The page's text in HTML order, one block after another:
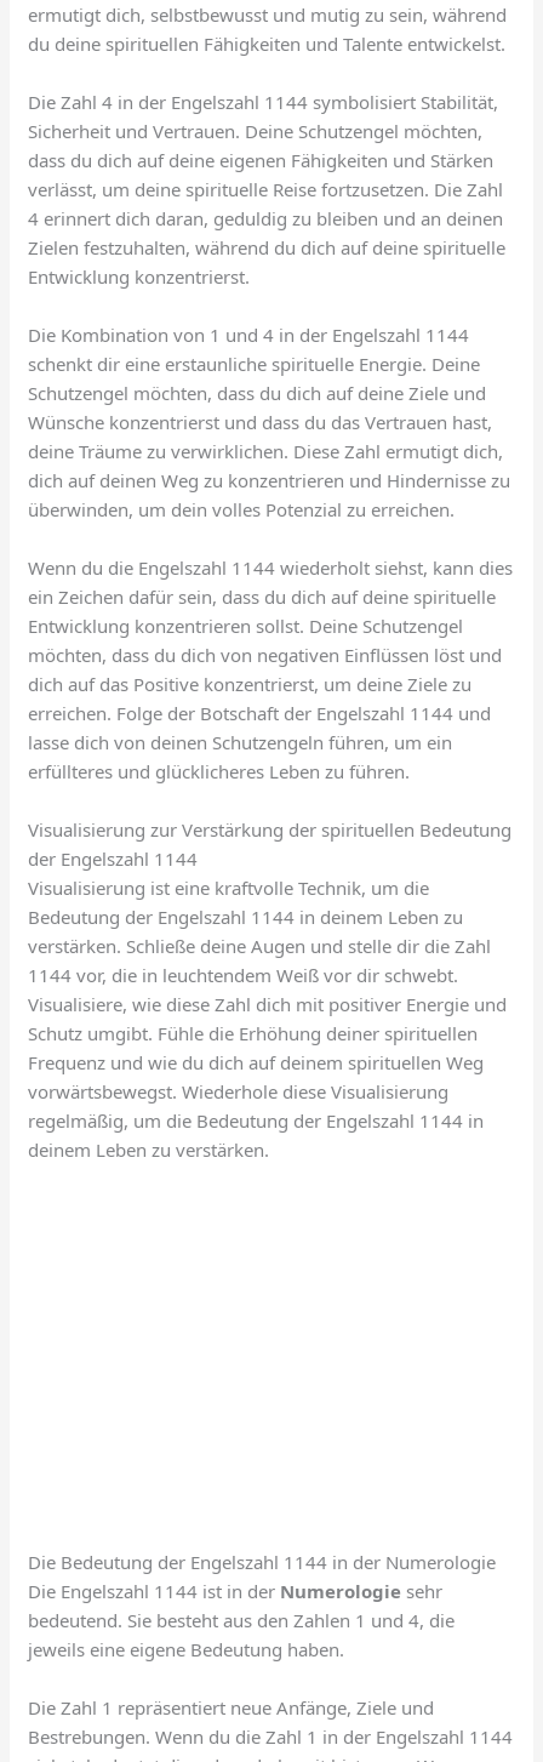
ermutigt dich, selbstbewusst und mutig zu sein, während
du deine spirituellen Fähigkeiten und Talente entwickelst.
Die Zahl 4 in der Engelszahl 1144 symbolisiert Stabilität,
Sicherheit und Vertrauen. Deine Schutzengel möchten,
dass du dich auf deine eigenen Fähigkeiten und Stärken
verlässt, um deine spirituelle Reise fortzusetzen. Die Zahl
4 erinnert dich daran, geduldig zu bleiben und an deinen
Zielen festzuhalten, während du dich auf deine spirituelle
Entwicklung konzentrierst.
Die Kombination von 1 und 4 in der Engelszahl 1144
schenkt dir eine erstaunliche spirituelle Energie. Deine
Schutzengel möchten, dass du dich auf deine Ziele und
Wünsche konzentrierst und dass du das Vertrauen hast,
deine Träume zu verwirklichen. Diese Zahl ermutigt dich,
dich auf deinen Weg zu konzentrieren und Hindernisse zu
überwinden, um dein volles Potenzial zu erreichen.
Wenn du die Engelszahl 1144 wiederholt siehst, kann dies
ein Zeichen dafür sein, dass du dich auf deine spirituelle
Entwicklung konzentrieren sollst. Deine Schutzengel
möchten, dass du dich von negativen Einflüssen löst und
dich auf das Positive konzentrierst, um deine Ziele zu
erreichen. Folge der Botschaft der Engelszahl 1144 und
lasse dich von deinen Schutzengeln führen, um ein
erfüllteres und glücklicheres Leben zu führen.
Visualisierung zur Verstärkung der spirituellen Bedeutung
der Engelszahl 1144
Visualisierung ist eine kraftvolle Technik, um die
Bedeutung der Engelszahl 1144 in deinem Leben zu
verstärken. Schließe deine Augen und stelle dir die Zahl
1144 vor, die in leuchtendem Weiß vor dir schwebt.
Visualisiere, wie diese Zahl dich mit positiver Energie und
Schutz umgibt. Fühle die Erhöhung deiner spirituellen
Frequenz und wie du dich auf deinem spirituellen Weg
vorwärtsbewegst. Wiederhole diese Visualisierung
regelmäßig, um die Bedeutung der Engelszahl 1144 in
deinem Leben zu verstärken.
Die Bedeutung der Engelszahl 1144 in der Numerologie
Die Engelszahl 1144 ist in der Numerologie sehr
bedeutend. Sie besteht aus den Zahlen 1 und 4, die
jeweils eine eigene Bedeutung haben.
Die Zahl 1 repräsentiert neue Anfänge, Ziele und
Bestrebungen. Wenn du die Zahl 1 in der Engelszahl 1144